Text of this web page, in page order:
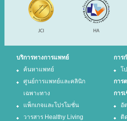
บริการทางการแพทย์
ค้นหาแพทย์
ศูนย์การแพทย์และคลินิก
เฉพาะทาง
แพ็กเกจและโปรโมชั่น
วารสาร Healthy Living
การ
โ
การ
การ
อั
ติ